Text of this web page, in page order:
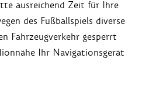
ausreichend Zeit für Ihre
des Fußballspiels diverse
Fahrzeugverkehr gesperrt
Ihr Navigationsgerät